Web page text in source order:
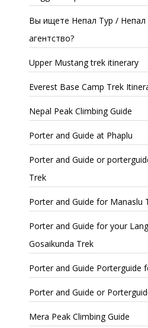
Вы ищете Непал Тур / Непал
агентство?
Upper Mustang trek itinerary
Everest Base Camp Trek
Nepal Peak Climbing Guide
Porter and Guide at Phaplu
Porter and Guide or
Trek
Porter and Guide for Manaslu
Porter and Guide for your
Gosaikunda Trek
Porter and Guide Porterguide
Porter and Guide or
Mera Peak Climbing Guide